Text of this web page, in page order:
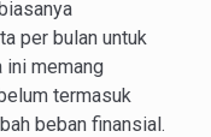
per bulan untuk
ini memang
termasuk
beban finansial.